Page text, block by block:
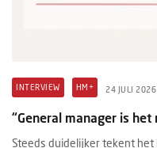
INTERVIEW HM+ 24 JULI 2026
“General manager is
Steeds duidelijker tekent het